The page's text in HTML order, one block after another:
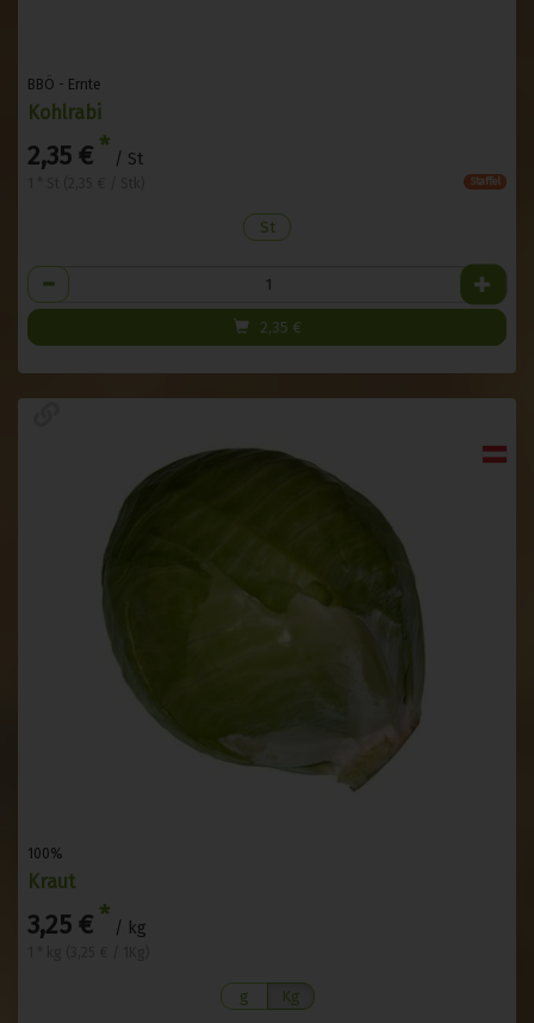
BBÖ - Ernte
Kohlrabi
2,35 € * / St
Staffel
St
Anzahl
2,35 €
100%
Kraut
3,25 € * / kg
g Kg